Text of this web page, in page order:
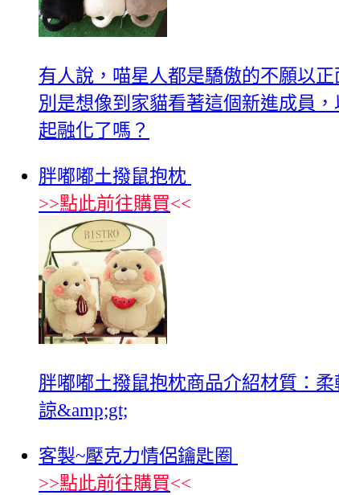
有人說，喵星人都是驕傲的不願以
別是想像到家貓看著這個新進成員
起融化了嗎？
胖嘟嘟土撥鼠抱枕
>>點此前往購買<<
胖嘟嘟土撥鼠抱枕商品介紹材質：
諒&amp;gt;
客製~壓克力情侶鑰匙圈
>>點此前往購買<<